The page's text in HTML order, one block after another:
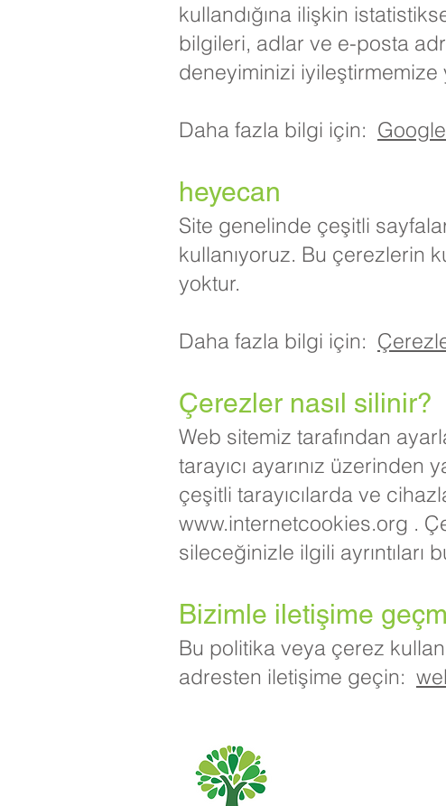
kullandığına ilişkin
bilgileri, adlar ve e-posta
deneyiminizi iyileştirmemize
Daha fazla bilgi için:
heyecan
Site genelinde çeşitli
kullanıyoruz. Bu çerezlerin
yoktur.
Daha fazla bilgi için:
Çerezler nasıl silinir?
Web sitemiz tarafından
tarayıcı ayarınız
çeşitli tarayıcılarda ve
www.internetcookies.org .
sileceğinizle ilgili ayrıntıları
Bizimle iletişime
Bu politika veya çerez
adresten iletişime geçin: